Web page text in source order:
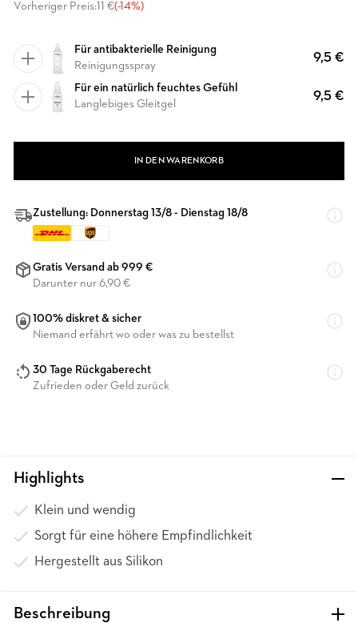
Vorheriger Preis:11 €(-14%)
Für antibakterielle Reinigung
Reinigungsspray
9,5 €
Für ein natürlich feuchtes Gefühl
Langlebiges Gleitgel
9,5 €
IN DEN WARENKORB
Zustellung: Donnerstag 13/8 - Dienstag 18/8
Gratis Versand ab 999 €
Darunter nur 6,90 €
100% diskret & sicher
Niemand erfährt wo oder was zu bestellst
30 Tage Rückgaberecht
Zufrieden oder Geld zurück
Highlights
Klein und wendig
Sorgt für eine höhere Empfindlichkeit
Hergestellt aus Silikon
Beschreibung